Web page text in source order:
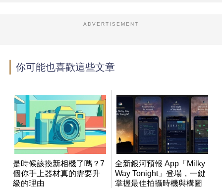
ADVERTISEMENT
你可能也喜歡這些文章
是時候該換新相機了嗎？7
個你手上器材真的需要升
級的理由
全新銀河預報 App「Milky
Way Tonight」登場，一鍵
掌握最佳拍攝時機與構圖